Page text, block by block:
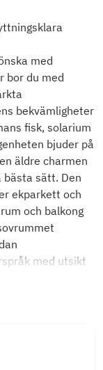
med
bor du med
bekvämligheter
fisk, solarium
bjuder på
äldre charmen
bästa sätt. Den
ekparkett och
och balkong
med utsikt